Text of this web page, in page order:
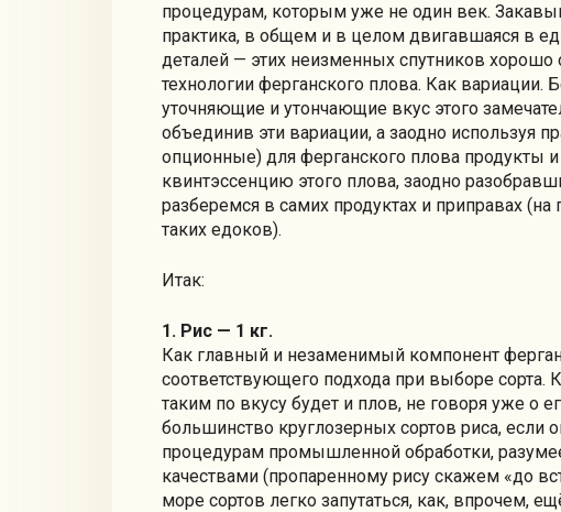
процедурам, которым уже не один век.
практика, в общем и в целом двигавшаяся в
деталей — этих неизменных спутников хорошо
технологии ферганского плова. Как
уточняющие и утончающие вкус этого
объединив эти вариации, а заодно используя
опционные) для ферганского плова продукты
квинтэссенцию этого плова, заодно
разберемся в самих продуктах и приправах
таких едоков).
Итак:
1. Рис — 1 кг.
Как главный и незаменимый компонент
соответствующего подхода при выборе сорта.
таким по вкусу будет и плов, не говоря уже
большинство круглозерных сортов риса,
процедурам промышленной обработки,
качествами (пропаренному рису скажем «до
море сортов легко запутаться, как, впрочем,